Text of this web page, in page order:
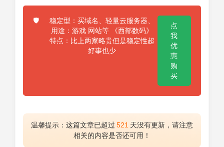
🛡️
稳定型：买域名、轻量云服务器、
用途：游戏 网站等 《西部数码》
特点：比上两家略贵但是稳定性超
好事也少
点
我
优
惠
购
买
温馨提示：这篇文章已超过 521 天没有更新，请注意
相关的内容是否还可用！